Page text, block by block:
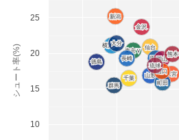
仙台
仙台
山形
山形
栃木
栃木
群馬
群馬
大宮
大宮
千葉
千葉
東京Ｖ
東京Ｖ
町田
町田
横浜FC
横浜FC
甲府
甲府
新潟
新潟
金沢
金沢
岡山
岡山
山口
山口
徳島
徳島
長崎
長崎
熊本
熊本
大分
大分
琉球
琉球
10
15
20
25
シュート率(%)